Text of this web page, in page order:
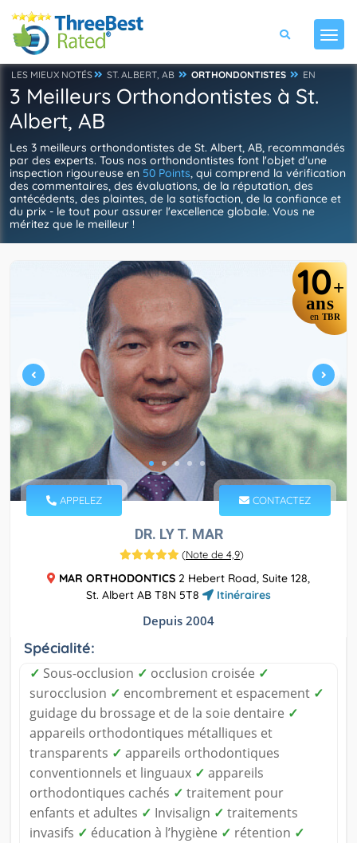
LES MIEUX NOTÉS ST. ALBERT, AB ORTHONDONTISTES EN
3 Meilleurs Orthondontistes à St.
Albert, AB
Les 3 meilleurs orthondontistes de St. Albert, AB, recommandés
par des experts. Tous nos orthondontistes font l'objet d'une
inspection rigoureuse en 50 Points, qui comprend la vérification
des commentaires, des évaluations, de la réputation, des
antécédents, des plaintes, de la satisfaction, de la confiance et
du prix - le tout pour assurer l'excellence globale. Vous ne
méritez que le meilleur !
10+
ans
en TBR
APPELEZ CONTACTEZ
DR. LY T. MAR
(Note de 4,9)
MAR ORTHODONTICS 2 Hebert Road, Suite 128,
St. Albert AB T8N 5T8
Itinéraires
Depuis 2004
Spécialité:
✓ Sous-occlusion ✓ occlusion croisée ✓
surocclusion ✓ encombrement et espacement ✓
guidage du brossage et de la soie dentaire ✓
appareils orthodontiques métalliques et
transparents ✓ appareils orthodontiques
conventionnels et linguaux ✓ appareils
orthodontiques cachés ✓ traitement pour
enfants et adultes ✓ Invisalign ✓ traitements
invasifs ✓ éducation à l’hygiène ✓ rétention ✓